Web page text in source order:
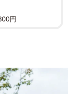
円